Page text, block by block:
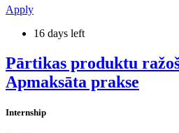
Apply
16 days left
Pārtikas produktu
Apmaksāta prakse
Internship